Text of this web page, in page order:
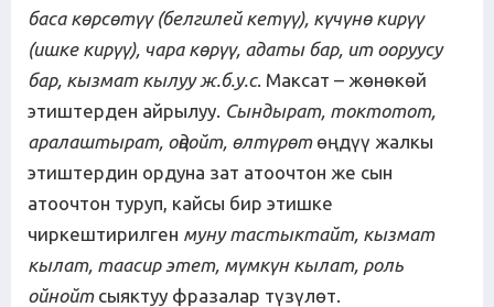
баса көрсөтүү (белгилей кетүү), күчүнө кирүү
(ишке кирүү), чара көрүү, адаты бар, ит ооруусу
бар, кызмат кылуу ж.б.у.с. Максат – жөнөкөй
этиштерден айрылуу. Сындырат, токтотот,
аралаштырат, оңдойт, өлтүрөтөңдүү жалкы
этиштердин ордуна зат атоочтон же сын
атоочтон туруп, кайсы бир этишке
чиркештирилген муну тастыктайт, кызмат
кылат, таасир этет, мүмкүн кылат, роль
ойнойтсыяктуу фразалар түзүлөт.